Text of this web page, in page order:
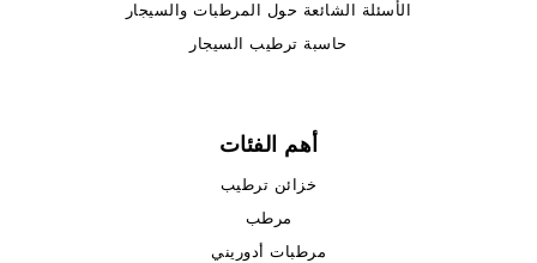
الأسئلة الشائعة حول المرطبات والسيجار
حاسبة ترطيب السيجار
أهم الفئات
خزائن ترطيب
مرطب
مرطبات أدوريني